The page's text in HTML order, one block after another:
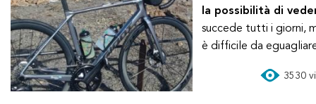
la possibilità di
succede tutti i giorni,
è difficile da
3530